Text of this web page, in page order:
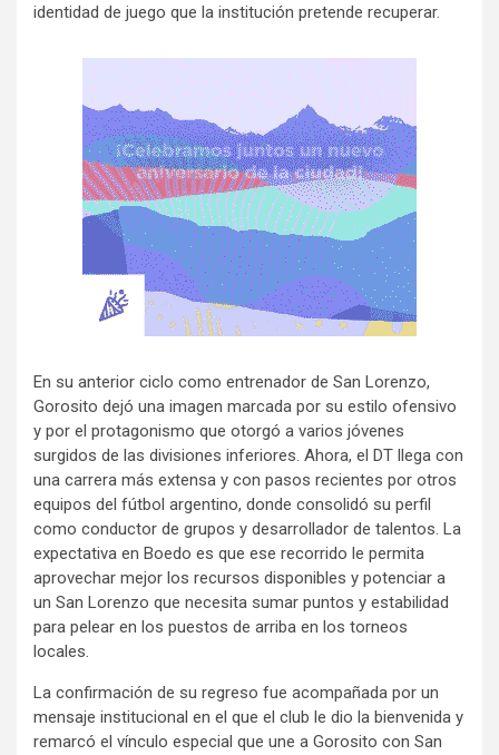
identidad de juego que la institución pretende recuperar.
En su anterior ciclo como entrenador de San Lorenzo,
Gorosito dejó una imagen marcada por su estilo ofensivo
y por el protagonismo que otorgó a varios jóvenes
surgidos de las divisiones inferiores. Ahora, el DT llega con
una carrera más extensa y con pasos recientes por otros
equipos del fútbol argentino, donde consolidó su perfil
como conductor de grupos y desarrollador de talentos. La
expectativa en Boedo es que ese recorrido le permita
aprovechar mejor los recursos disponibles y potenciar a
un San Lorenzo que necesita sumar puntos y estabilidad
para pelear en los puestos de arriba en los torneos
locales.
La confirmación de su regreso fue acompañada por un
mensaje institucional en el que el club le dio la bienvenida y
remarcó el vínculo especial que une a Gorosito con San